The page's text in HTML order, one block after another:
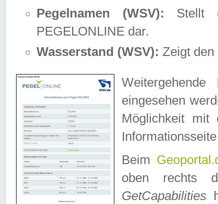
Pegelnamen (WSV): Stellt
PEGELONLINE dar.
Wasserstand (WSV): Zeigt den
eingesehen
Möglichkeit mit
Beim
oben rechts
GetCapabilities